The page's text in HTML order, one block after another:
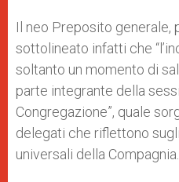
Il neo Preposito generale,
sottolineato infatti che
soltanto un momento di
parte integrante della
Congregazione”, quale
delegati che riflettono
universali della Compagnia.